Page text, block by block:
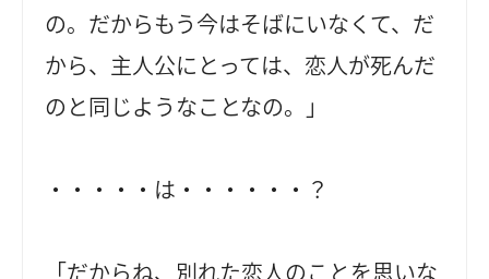
の。だからもう今はそばにいなくて、だ
から、主人公にとっては、恋人が死んだ
のと同じようなことなの。」
・・・・・は・・・・・・？
「だからね、別れた恋人のことを思いな